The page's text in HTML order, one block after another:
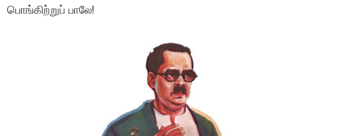
பொங்கிற்றுப் பாலே!